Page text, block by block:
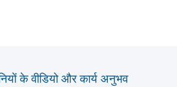
के वीडियो और कार्य अनुभव